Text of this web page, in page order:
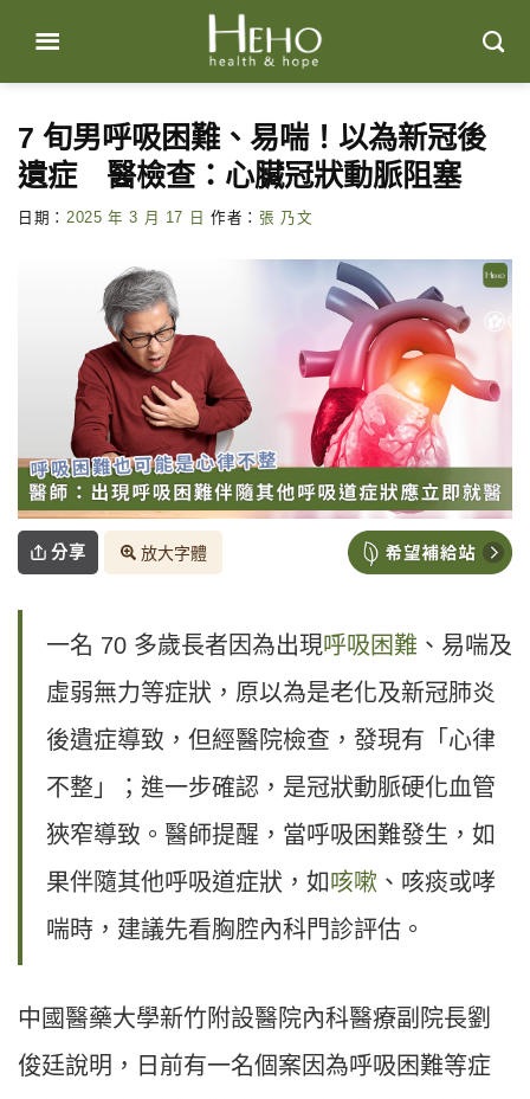
content
7 旬男呼吸困難、易喘！以為新冠後
遺症 醫檢查：心臟冠狀動脈阻塞
日期： 2025 年 3 月 17 日 作者： 張 乃文
分享 放大字體
一名 70 多歲長者因為出現呼吸困難 、易喘及
虛弱無力等症狀，原以為是老化及新冠肺炎
後遺症導致，但經醫院檢查，發現有「心律
不整」；進一步確認，是冠狀動脈硬化血管
狹窄導致。醫師提醒，當呼吸困難發生，如
果伴隨其他呼吸道症狀，如咳嗽 、咳痰或哮
喘時，建議先看胸腔內科門診評估。
中國醫藥大學新竹附設醫院內科醫療副院長劉
俊廷說明，日前有一名個案因為呼吸困難等症